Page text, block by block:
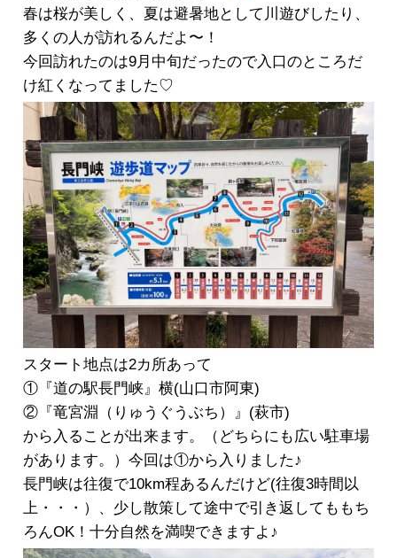
春は桜が美しく、夏は避暑地として川遊びしたり、
多くの人が訪れるんだよ〜！
今回訪れたのは9月中旬だったので入口のところだ
け紅くなってました♡
スタート地点は2カ所あって
①『道の駅長門峡』横(山口市阿東)
②『竜宮淵（りゅうぐうぶち）』(萩市)
から入ることが出来ます。（どちらにも広い駐車場
があります。）今回は①から入りました♪
長門峡は往復で10km程あるんだけど(往復3時間以
上・・・）、少し散策して途中で引き返してももち
ろんOK！十分自然を満喫できますよ♪